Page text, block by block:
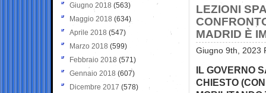
LEZIONI
MADRID È
Giugno 9th, 2023
IL GOVERNO
CHIESTO
Giugno 2018 (563)
Maggio 2018 (634)
Aprile 2018 (547)
Marzo 2018 (599)
Febbraio 2018 (571)
Gennaio 2018 (607)
Dicembre 2017 (578)